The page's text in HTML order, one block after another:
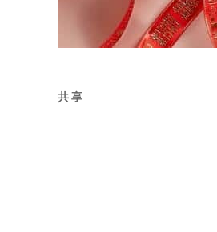
共享